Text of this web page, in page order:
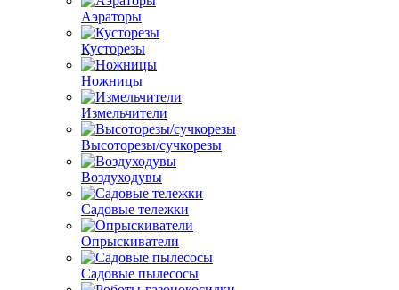
Аэраторы
Кусторезы
Ножницы
Измельчители
Высоторезы/сучкорезы
Воздуходувы
Садовые тележки
Опрыскиватели
Садовые пылесосы